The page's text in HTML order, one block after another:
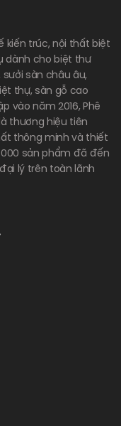
kiến trúc, nội thất biệt
dành cho biệt thư
sàn châu âu,
thự, sàn gỗ cao
vào năm 2016, Phê
thương hiệu tiên
thông minh và thiết
sản phẩm đã đến
lý trên toàn lãnh